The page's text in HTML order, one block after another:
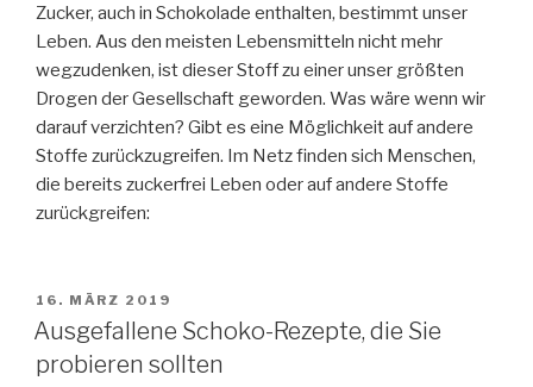
Zucker, auch in Schokolade enthalten, bestimmt unser
Leben. Aus den meisten Lebensmitteln nicht mehr
wegzudenken, ist dieser Stoff zu einer unser größten
Drogen der Gesellschaft geworden. Was wäre wenn wir
darauf verzichten? Gibt es eine Möglichkeit auf andere
Stoffe zurückzugreifen. Im Netz finden sich Menschen,
die bereits zuckerfrei Leben oder auf andere Stoffe
zurückgreifen:
VERÖFFENTLICHT
AM
16. MÄRZ 2019
Ausgefallene Schoko-Rezepte, die Sie
probieren sollten